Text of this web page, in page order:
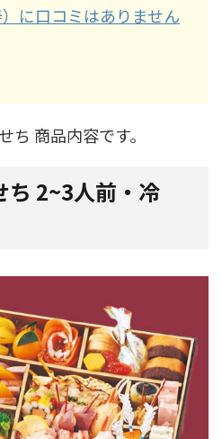
に口コミはありません
ち 商品内容です。
ち 2~3人前・冷